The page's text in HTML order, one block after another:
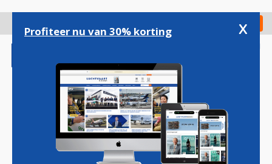
gaan
Check in
Magazine Podcasts Vacatures
Profiteer nu van 30% korting x